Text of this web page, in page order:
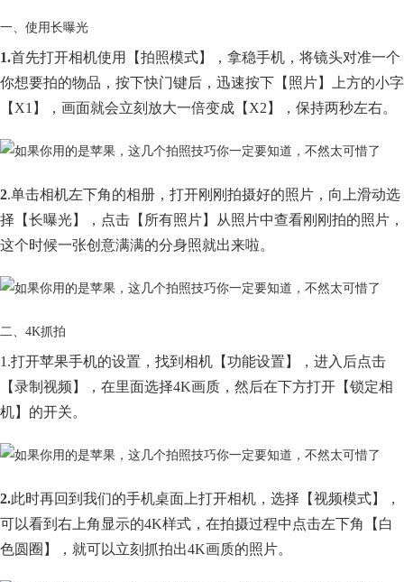
一、使用长曝光
1.首先打开相机使用【拍照模式】，拿稳手机，将镜头对准一个
你想要拍的物品，按下快门键后，迅速按下【照片】上方的小字
【X1】，画面就会立刻放大一倍变成【X2】，保持两秒左右。
2.单击相机左下角的相册，打开刚刚拍摄好的照片，向上滑动选
择【长曝光】，点击【所有照片】从照片中查看刚刚拍的照片，
这个时候一张创意满满的分身照就出来啦。
二、4K抓拍
1.打开苹果手机的设置，找到相机【功能设置】，进入后点击
【录制视频】，在里面选择4K画质，然后在下方打开【锁定相
机】的开关。
2.此时再回到我们的手机桌面上打开相机，选择【视频模式】，
可以看到右上角显示的4K样式，在拍摄过程中点击左下角【白
色圆圈】，就可以立刻抓拍出4K画质的照片。